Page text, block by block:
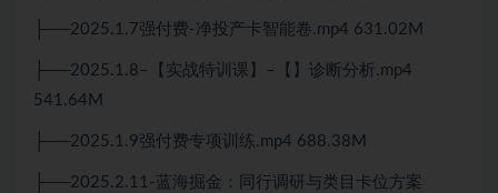
├──2025.1.7强付费-净投产卡智能卷.mp4 631.02M
├──2025.1.8–【实战特训课】–【】诊断分析.mp4
541.64M
├──2025.1.9强付费专项训练.mp4 688.38M
├──2025.2.11-蓝海掘金：同行调研与类目卡位方案